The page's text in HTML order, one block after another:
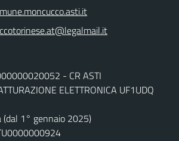
- CR ASTI
ELETTRONICA UF1UDQ
(dal 1° gennaio 2025)